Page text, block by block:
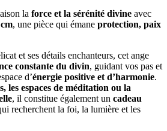
la force et la sérénité divine avec
, une pièce qui émane protection, paix
et ses détails enchanteurs, cet ange
constante du divin, guidant vos pas et
d’énergie positive et d’harmonie.
les espaces de méditation ou la
, il constitue également un cadeau
recherchent la foi, la lumière et les